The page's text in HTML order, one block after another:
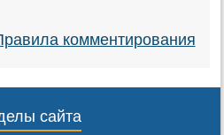
комментирования
сайта